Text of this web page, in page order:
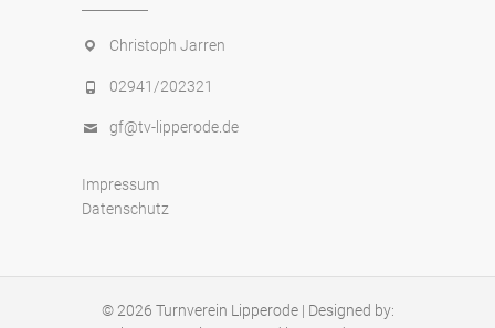
Christoph Jarren
02941/202321
gf@tv-lipperode.de
Impressum
Datenschutz
© 2026 Turnverein Lipperode| Designed by: